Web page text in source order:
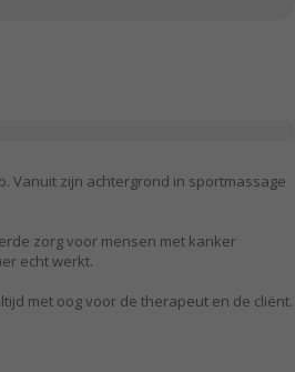
Vanuit zijn achtergrond in sportmassage
zorg voor mensen met kanker
echt werkt.
met oog voor de therapeut en de cliënt.